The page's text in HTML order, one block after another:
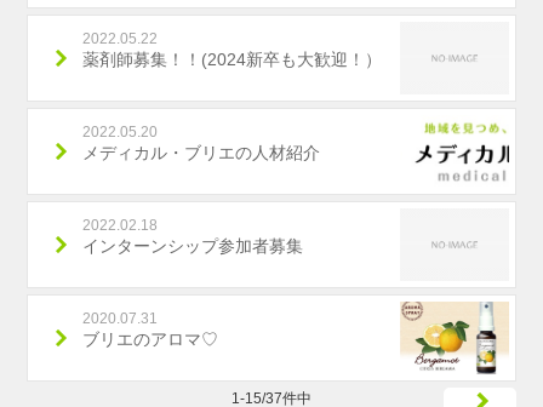
2022.05.22
薬剤師募集！！(2024新卒も大歓迎！）
2022.05.20
メディカル・ブリエの人材紹介
2022.02.18
インターンシップ参加者募集
2020.07.31
ブリエのアロマ♡
1-15/37件中